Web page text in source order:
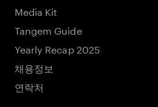
Media Kit
Tangem Guide
Yearly Recap 2025
채용정보
연락처